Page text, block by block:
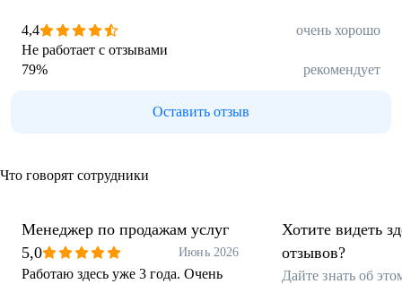
4,4
очень хорошо
Не работает с отзывами
79% рекомендует
Оставить отзыв
Что говорят сотрудники
Менеджер по продажам услуг
5,0
Июнь 2026
Работаю здесь уже 3 года. Очень
Хотите видеть
отзывов?
Дайте знать об